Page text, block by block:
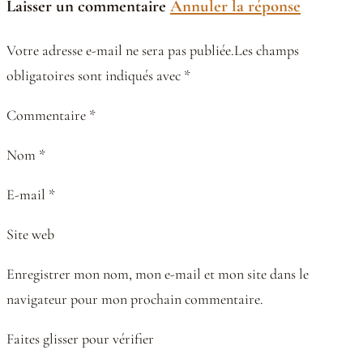
Laisser un commentaire Annuler la réponse
Votre adresse e-mail ne sera pas publiée.Les champs
obligatoires sont indiqués avec *
Commentaire *
Nom *
E-mail *
Site web
Enregistrer mon nom, mon e-mail et mon site dans le
navigateur pour mon prochain commentaire.
Faites glisser pour vérifier